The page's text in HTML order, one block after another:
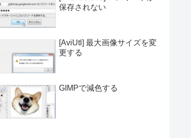
保存されない
[AviUtl] 最大画像サイズを変
更する
GIMPで減色する